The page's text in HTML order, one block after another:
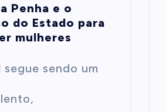
Penha e o
do Estado para
mulheres
segue sendo um